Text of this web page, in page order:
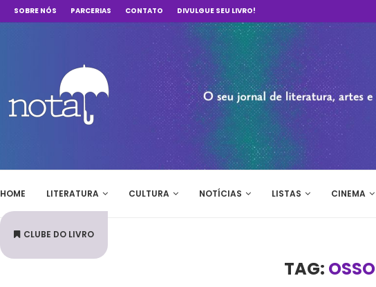
SOBRE NÓS PARCERIAS CONTATO DIVULGUE SEU LIVRO!
HOME LITERATURA CULTURA NOTÍCIAS LISTAS CINEMA
CLUBE DO LIVRO
TAG: OSSO